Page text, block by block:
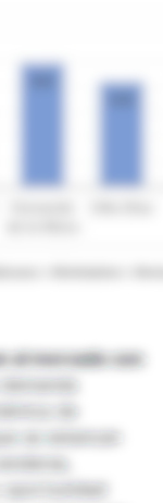
al mercado con
de
se estancan